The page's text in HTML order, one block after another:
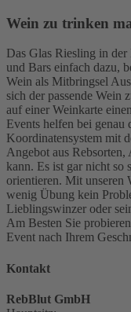
Wein zu trinken
Das Glas Riesling in der
und Bars einfach dazu,
Wein als Mitbringsel
sich der passende
auf einer Weinkarte
Events helfen bei genau
Koordinatensystem mit
Angebot aus
kann. Es ist gar nicht so
orientieren. Mit unseren
wenig Übung kein
Lieblingswinzer oder
Am Besten Sie
Event nach Ihrem
Kontakt
RebBlut GmbH